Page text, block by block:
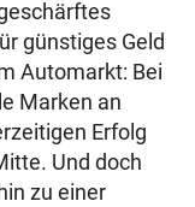
günstiges Geld
Automarkt: Bei
Marken an
Erfolg
Und doch
zu einer